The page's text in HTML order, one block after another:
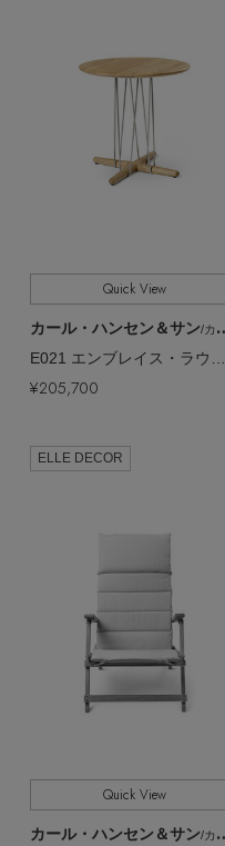
Quick View
カール・ハンセン＆サン/カール・ハンセン＆サン
E021 エンブレイス・ラウンジテーブル【メーカー取り寄せ】
¥205,700
ELLE DECOR
Quick View
カール・ハンセン＆サン/カール・ハンセン＆サン